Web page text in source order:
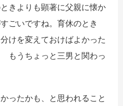
きよりも顕著に父親に懐か
ごいですね。育休のとき
けを変えておけばよかった
もうちょっと三男と関わっ
ったかも、と思われること